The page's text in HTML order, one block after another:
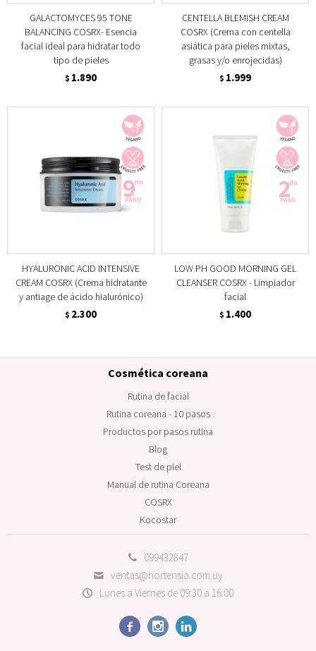
GALACTOMYCES 95 TONE
BALANCING COSRX- Esencia
facial ideal para hidratar todo
tipo de pieles
$ 1.890
CENTELLA BLEMISH CREAM
COSRX (Crema con centella
asiática para pieles mixtas,
grasas y/o enrojecidas)
$ 1.999
HYALURONIC ACID INTENSIVE
CREAM COSRX (Crema hidratante
y antiage de ácido hialurónico)
$ 2.300
LOW PH GOOD MORNING GEL
CLEANSER COSRX - Limpiador
facial
$ 1.400
099432847
ventas@hortensia.com.uy
Lunes a Viernes de 09:30 a 16:00
  
Cosmética coreana
Rutina de facial
Rutina coreana - 10 pasos
Productos por pasos rutina
Blog
Test de piel
Manual de rutina Coreana
COSRX
Kocostar